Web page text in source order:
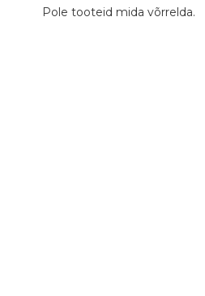
Pole tooteid mida võrrelda.